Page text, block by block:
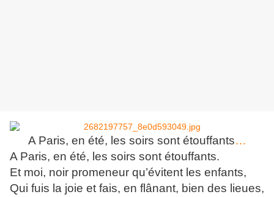
A Paris, en été, les soirs sont étouffants…
A Paris, en été, les soirs sont étouffants.
Et moi, noir promeneur qu’évitent les enfants,
Qui fuis la joie et fais, en flânant, bien des lieues,